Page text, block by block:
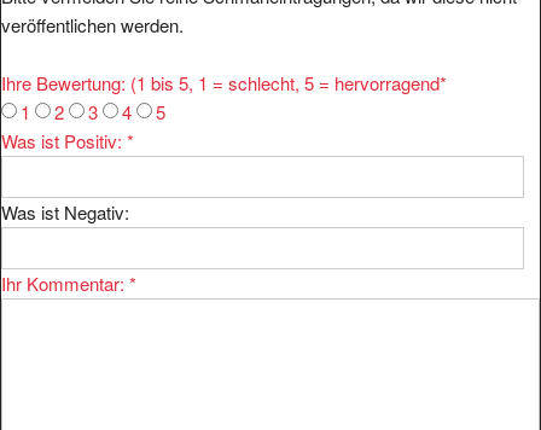
veröffentlichen werden.
Ihre Bewertung: (1 bis 5, 1 = schlecht, 5 = hervorragend*
1
2 3 4
5
Was ist Positiv: *
Was ist Negativ:
Ihr Kommentar: *